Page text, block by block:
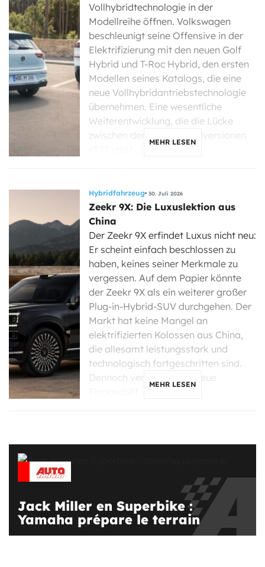
Vollhybridtechnologie in der
Modellreihe öffnen. Volkswagen
beschleunigt seine Offensive in der
Elektrifizierung mit den neuen Golf
Hybrid und T-Roc Hybrid, den ersten
Modellen seines Katalogs, die eine
neue Vollhybridantriebstechnologie
übernehmen. Eine wesentliche
Weiterentwicklung, die die Lücke
zwischen den Mikrohybridversionen
MEHR LESEN
Hybridfahrzeug 30. Juli 2026
Zeekr 9X: Die Luxuslektion aus
China
Der Zeekr 9X erfindet Luxus nicht neu:
Er scheint einfach beschlossen zu
haben, keines seiner Merkmale zu
vergessen. Auf dem Papier könnte
der Zeekr 9X als ein weiterer großer
Plug-in-Hybrid-SUV durchgehen. Der
Markt hat keine Mangel an
elektrifizierten Kolossen aus China,
die allesamt leistungsstark und
technologisch fortgeschritten sind.
Dennoch vermittelt das neue
MEHR LESEN
Jack Miller en Superbike :
Yamaha prépare le terrain